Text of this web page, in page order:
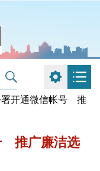
署开通微信帐号 推
推广廉洁选